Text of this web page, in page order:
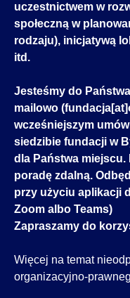
uczestnictwem w
społeczną w
rodzaju), inicjatywą
itd.
Jesteśmy do
mailowo
wcześniejszym
siedzibie fundacji w
dla Państwa miejscu.
poradę zdalną.
przy użyciu aplikacji
Zoom albo Teams)
Zapraszamy do
Więcej na temat
organizacyjno-